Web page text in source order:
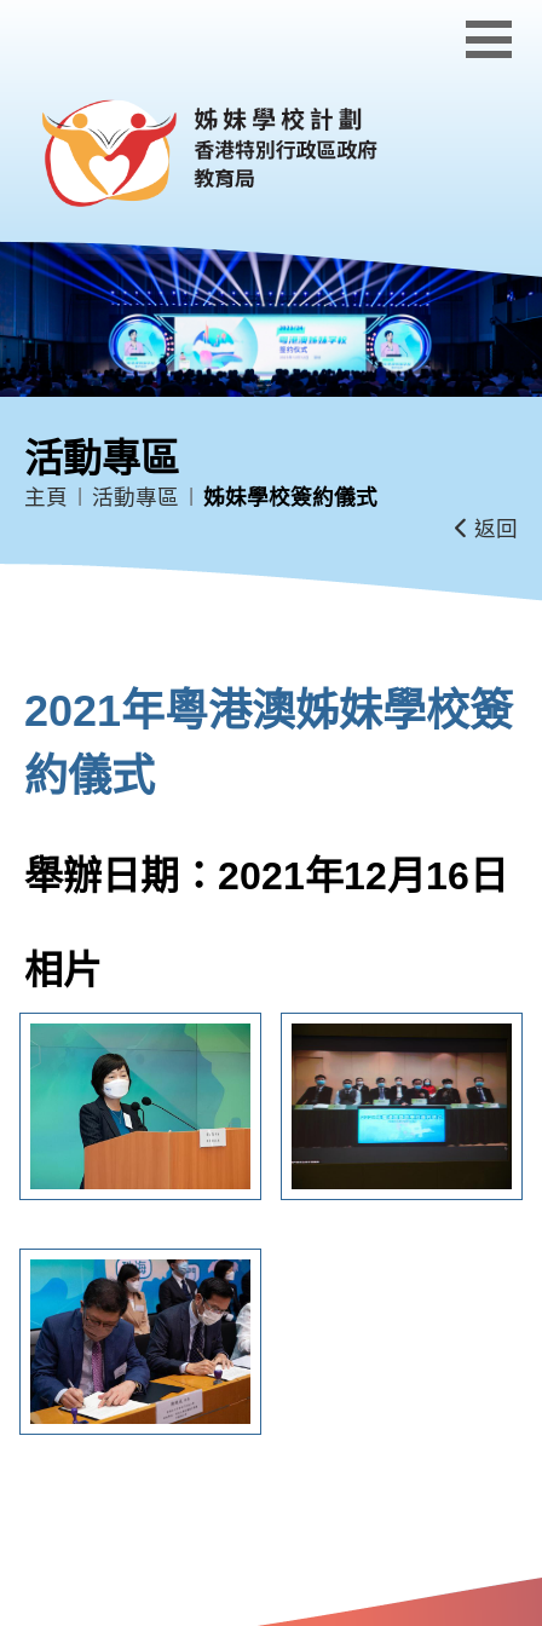
活動專區
主頁 活動專區
姊妹學校簽約儀式
返回
2021年粵港澳姊妹學校簽
約儀式
舉辦日期：2021年12月16日
相片